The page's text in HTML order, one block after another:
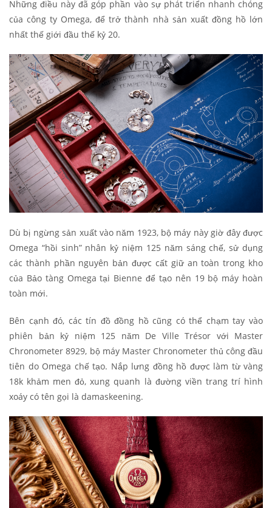
Những điều này đã góp phần vào sự phát triển nhanh chóng
của công ty Omega, để trở thành nhà sản xuất đồng hồ lớn
nhất thế giới đầu thế kỷ 20.
Dù bị ngừng sản xuất vào năm 1923, bộ máy này giờ đây được
Omega “hồi sinh” nhân kỷ niệm 125 năm sáng chế, sử dụng
các thành phần nguyên bản được cất giữ an toàn trong kho
của Bảo tàng Omega tại Bienne để tạo nên 19 bộ máy hoàn
toàn mới.
Bên cạnh đó, các tín đồ đồng hồ cũng có thể chạm tay vào
phiên bản kỷ niệm 125 năm De Ville Trésor với Master
Chronometer 8929, bộ máy Master Chronometer thủ công đầu
tiên do Omega chế tạo. Nắp lưng đồng hồ được làm từ vàng
18k khảm men đỏ, xung quanh là đường viền trang trí hình
xoáy có tên gọi là damaskeening.